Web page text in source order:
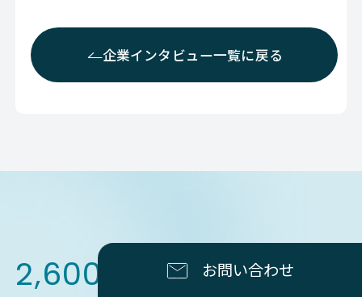
企業インタビュー一覧に戻る
2,600 社さま以上のサービス
お問い合わせ